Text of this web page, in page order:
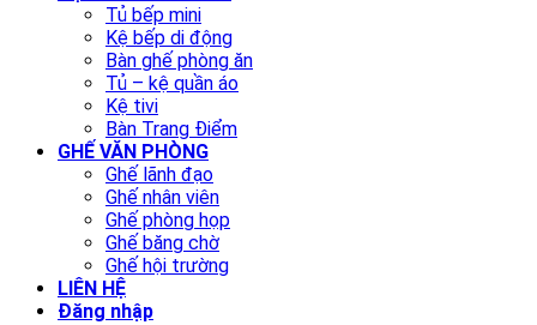
Tủ bếp mini
Kệ bếp di động
Bàn ghế phòng ăn
Tủ – kệ quần áo
Kệ tivi
Bàn Trang Điểm
GHẾ VĂN PHÒNG
Ghế lãnh đạo
Ghế nhân viên
Ghế phòng họp
Ghế băng chờ
Ghế hội trường
LIÊN HỆ
Đăng nhập